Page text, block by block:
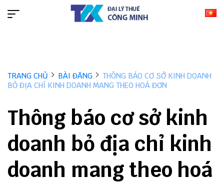
TRANG CHỦ BÀI ĐĂNG
THÔNG BÁO CƠ SỞ KINH DOANH
BỎ ĐỊA CHỈ KINH DOANH MANG THEO HOÁ ĐƠN
Thông báo cơ sở kinh
doanh bỏ địa chỉ kinh
doanh mang theo hoá